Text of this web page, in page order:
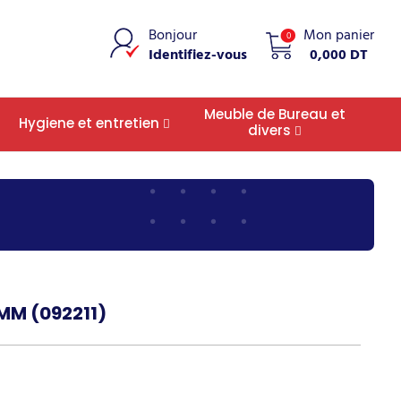
0 Mon panier
0,000 DT
Bonjour
Identifiez-vous
Hygiene et entretien
Meuble de Bureau et
divers
(092211)